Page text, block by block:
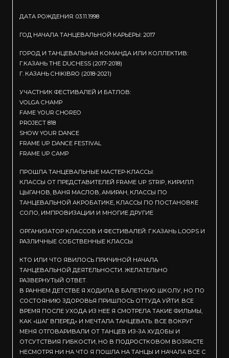
ДАТА РОЖДЕНИЯ: 03.11.1998
ГОД НАЧАЛА ТАНЦЕВАЛЬНОЙ КАРЬЕРЫ: 2017
ГОРОД И ТАНЦЕВАЛЬНАЯ КОМАНДА ИЛИ КОЛЛЕКТИВ:
Г.КАЗАНЬ THE DUCHESS (2017-2018)
Г. КАЗАНЬ CHIKIBRO (2018-2021)
УЧАСТНИК ФЕСТИВАЛЕЙ И БАТЛОВ:
VOLGA CHAMP
FAME YOUR CHOREO
PROJECT 818
SHOW YOUR DANCE
FRAME UP DANCE FESTIVAL
FRAME UP CAMP
ПРОШЛА ТАНЦЕВАЛЬНЫЕ МАСТЕР-КЛАССЫ:
КЛАССЫ ОТ ПРЕДСТАВИТЕЛЕЙ FRAME UP STRIP, КИРИЛЛ
ЦЫГАНОВ, ВАНЯ МАСЛОВ, АМИРАН, КЛАССЫ ПО
ТАНЦЕВАЛЬНОЙ АКРОБАТИКЕ, КЛАССЫ ПО ПОСТАНОВКЕ
СОЛО, ИМПРОВИЗАЦИИ И МНОГИЕ ДРУГИЕ
ОРГАНИЗАТОР КЛАССОВ И ФЕСТИВАЛЕЙ: Г.КАЗАНЬ L.OOPS И
РАЗЛИЧНЫЕ СОБСТВЕННЫЕ КЛАССЫ
КТО ИЛИ ЧТО ЯВИЛОСЬ ПРИЧИНОЙ НАЧАЛА
ТАНЦЕВАЛЬНОЙ ДЕЯТЕЛЬНОСТИ. ЖЕЛАТЕЛЬНО
РАЗВЕРНУТЫЙ ОТВЕТ.
В РАННЕМ ДЕТСТВЕ Я ХОДИЛА В БАЛЕТНУЮ ШКОЛУ, НО ПО
СОСТОЯНИЮ ЗДОРОВЬЯ ПРИШЛОСЬ ОТТУДА УЙТИ. ВСЕ
ВРЕМЯ ПОСЛЕ УХОДА ИЗ НЕЕ Я СМОТРЕЛА ТАКИЕ ФИЛЬМЫ,
КАК «ШАГ ВПЕРЕД» И МЕЧТАЛА ТАНЦЕВАТЬ. ВСЕ ВОКРУГ
МЕНЯ ОТГОВАРИВАЛИ ОТ ТАНЦЕВ ИЗ-ЗА ХУДОБЫ И
ОТСУТСТВИЯ ГИБКОСТИ, НО В ПОДРОСТКОВОМ ВОЗРАСТЕ
НЕСМОТРЯ НИ НА ЧТО Я ПОШЛА НА ТАНЦЫ И НАЧАЛА ВСЕ С